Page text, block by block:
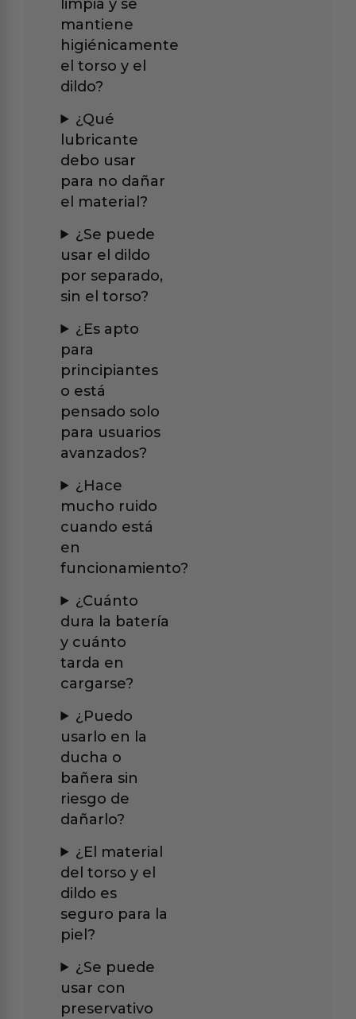
limpia y se
mantiene
higiénicamente
el torso y el
dildo?
¿Qué
lubricante
debo usar
para no dañar
el material?
¿Se puede
usar el dildo
por separado,
sin el torso?
¿Es apto
para
principiantes
o está
pensado solo
para usuarios
avanzados?
¿Hace
mucho ruido
cuando está
en
funcionamiento?
¿Cuánto
dura la batería
y cuánto
tarda en
cargarse?
¿Puedo
usarlo en la
ducha o
bañera sin
riesgo de
dañarlo?
¿El material
del torso y el
dildo es
seguro para la
piel?
¿Se puede
usar con
preservativo